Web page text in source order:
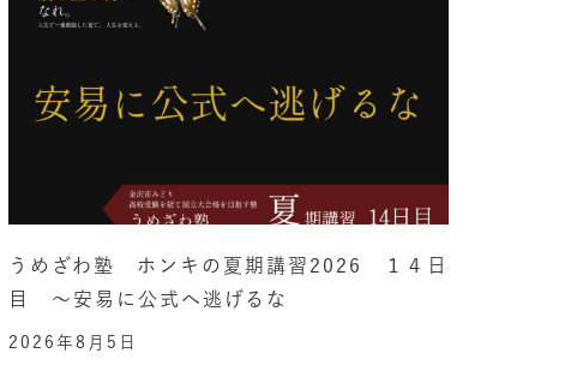
うめざわ塾 ホンキの夏期講習2026 １４日
目 ～安易に公式へ逃げるな
2026年8月5日